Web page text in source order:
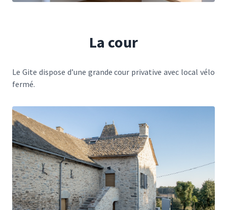
La cour
Le Gite dispose d’une grande cour privative avec local vélo
fermé.